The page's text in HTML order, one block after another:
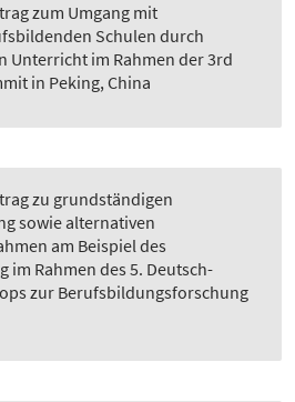
zum Umgang mit
Schulen durch
Unterricht im Rahmen der 3rd
in Peking, China
zu grundständigen
sowie alternativen
am Beispiel des
im Rahmen des 5. Deutsch-
zur Berufsbildungsforschung